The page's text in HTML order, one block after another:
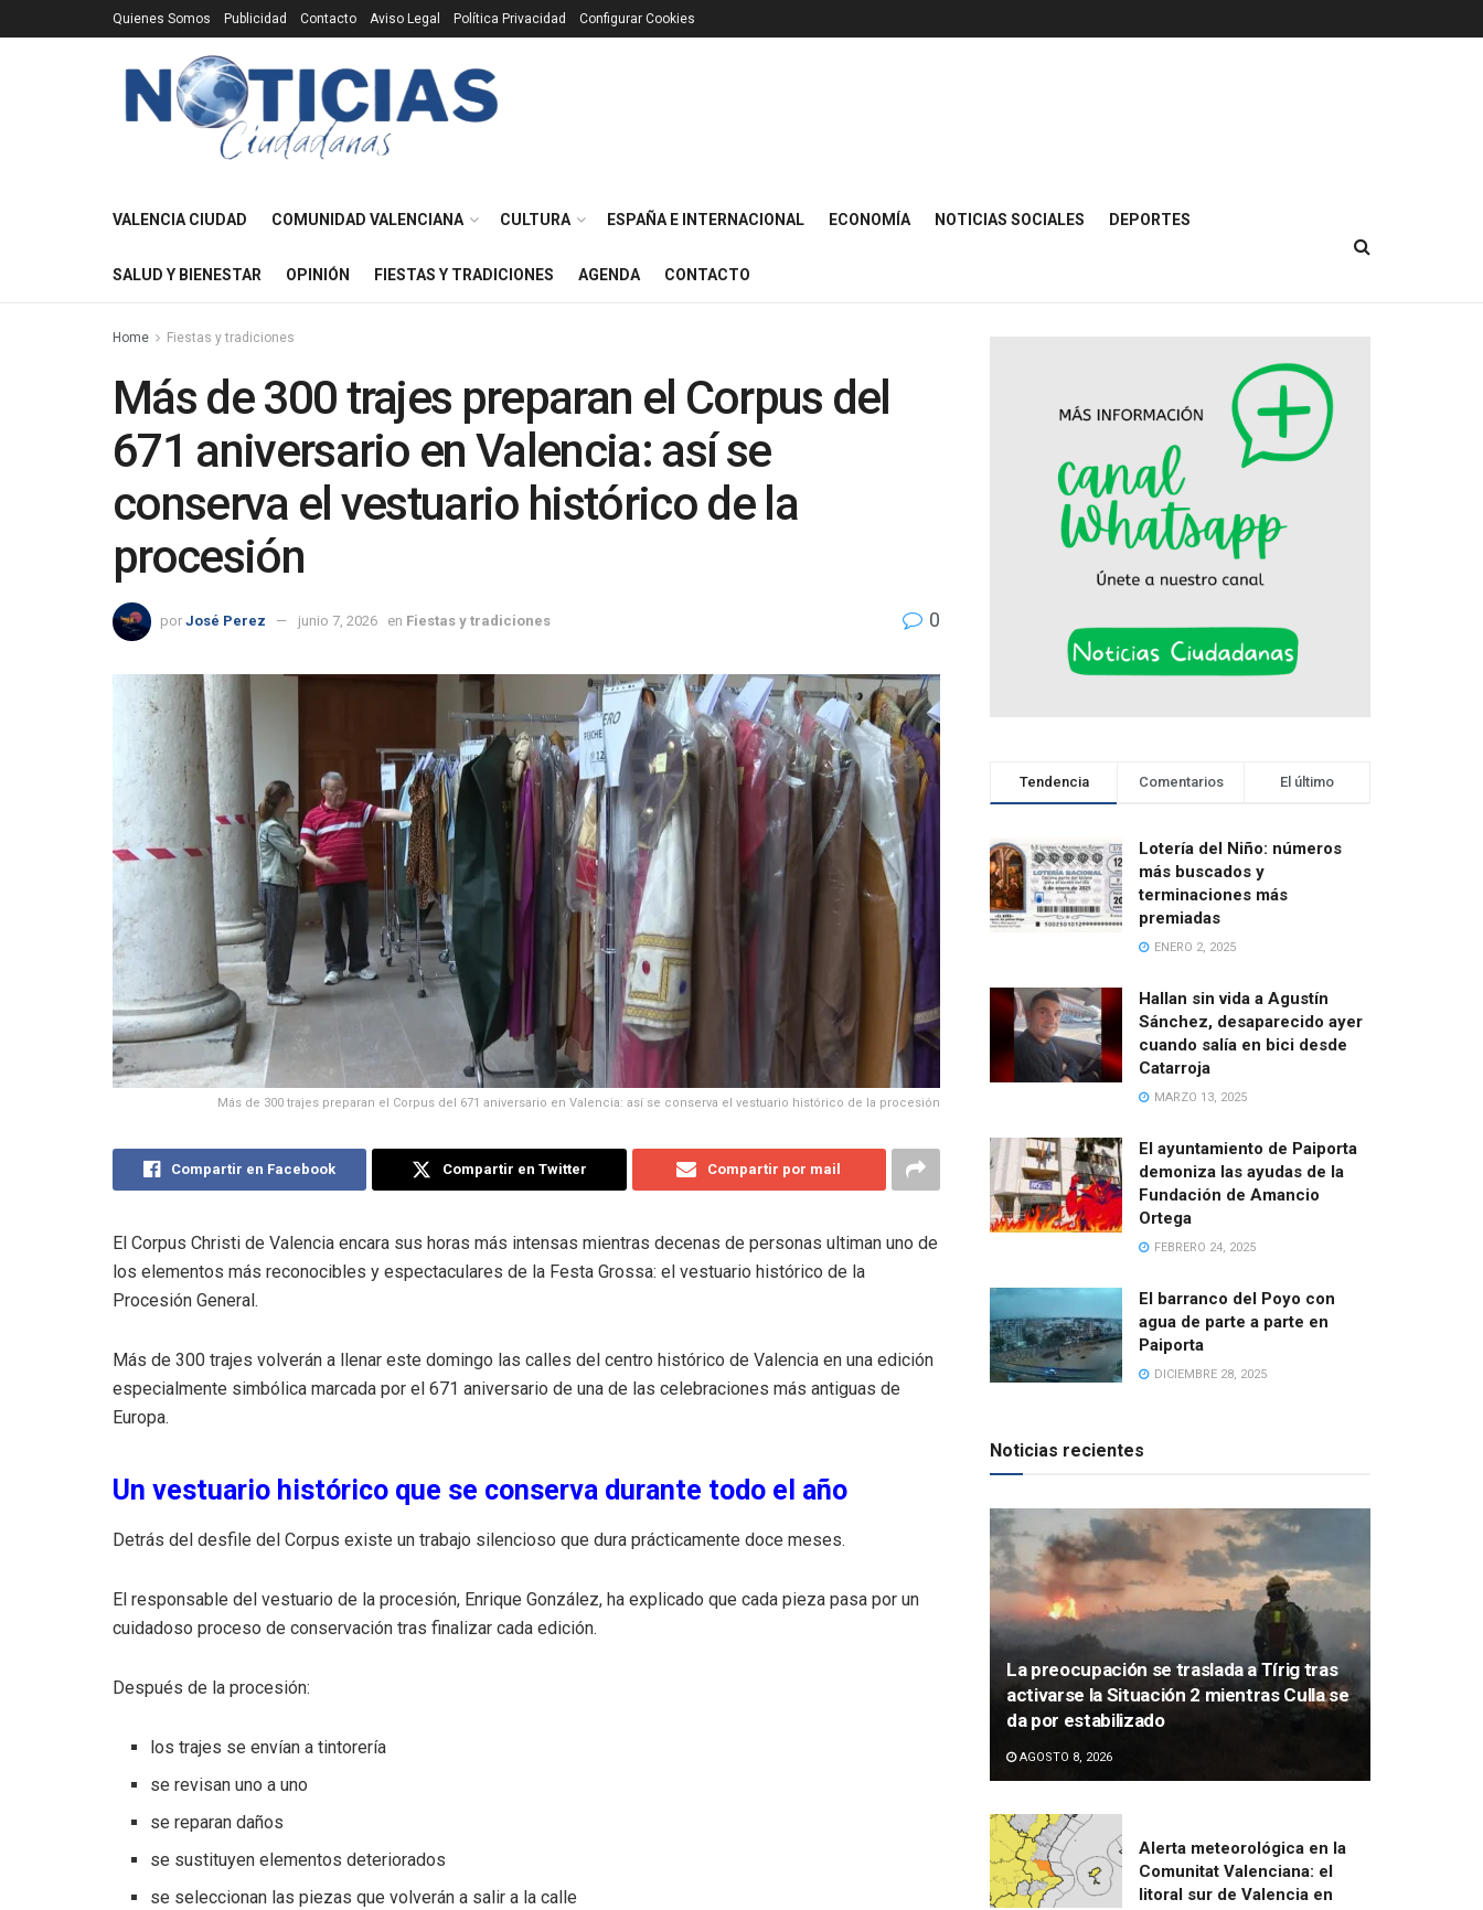
Quienes Somos Publicidad Contacto Aviso Legal Política Privacidad Configurar Cookies
VALENCIA CIUDAD COMUNIDAD VALENCIANA CULTURA ESPAÑA E INTERNACIONAL ECONOMÍA NOTICIAS SOCIALES DEPORTES
SALUD Y BIENESTAR OPINIÓN FIESTAS Y TRADICIONES AGENDA CONTACTO
Home Fiestas y tradiciones
Más de 300 trajes preparan el Corpus del
671 aniversario en Valencia: así se
conserva el vestuario histórico de la
procesión
por José Perez junio 7, 2026 en Fiestas y tradiciones 0
Más de 300 trajes preparan el Corpus del 671 aniversario en Valencia: así se conserva el vestuario histórico de la procesión
Compartir en Facebook Compartir en Twitter Compartir por mail
El Corpus Christi de Valencia encara sus horas más intensas mientras decenas de personas ultiman uno de
los elementos más reconocibles y espectaculares de la Festa Grossa: el vestuario histórico de la
Procesión General.
Más de 300 trajes volverán a llenar este domingo las calles del centro histórico de Valencia en una edición
especialmente simbólica marcada por el 671 aniversario de una de las celebraciones más antiguas de
Europa.
Un vestuario histórico que se conserva durante todo el año
Detrás del desfile del Corpus existe un trabajo silencioso que dura prácticamente doce meses.
El responsable del vestuario de la procesión, Enrique González, ha explicado que cada pieza pasa por un
cuidadoso proceso de conservación tras finalizar cada edición.
Después de la procesión:
los trajes se envían a tintorería
se revisan uno a uno
se reparan daños
se sustituyen elementos deteriorados
se seleccionan las piezas que volverán a salir a la calle
Tendencia Comentarios El último
Lotería del Niño: números
más buscados y
terminaciones más
premiadas
ENERO 2, 2025
Hallan sin vida a Agustín
Sánchez, desaparecido ayer
cuando salía en bici desde
Catarroja
MARZO 13, 2025
El ayuntamiento de Paiporta
demoniza las ayudas de la
Fundación de Amancio
Ortega
FEBRERO 24, 2025
El barranco del Poyo con
agua de parte a parte en
Paiporta
DICIEMBRE 28, 2025
Noticias recientes
La preocupación se traslada a Tírig tras
activarse la Situación 2 mientras Culla se
da por estabilizado
AGOSTO 8, 2026
Alerta meteorológica en la
Comunitat Valenciana: el
litoral sur de Valencia en